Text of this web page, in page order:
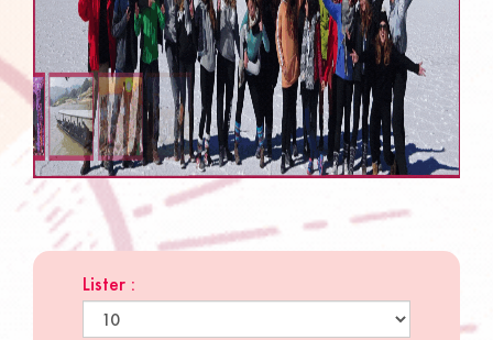
Lister :